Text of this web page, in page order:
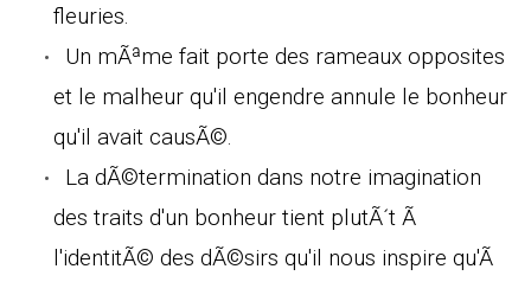
fleuries.
Un mÃªme fait porte des rameaux opposites
et le malheur qu'il engendre annule le bonheur
qu'il avait causÃ©.
La dÃ©termination dans notre imagination
des traits d'un bonheur tient plutÃ´t Ã
l'identitÃ© des dÃ©sirs qu'il nous inspire qu'Ã